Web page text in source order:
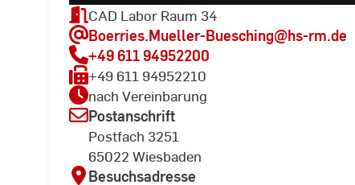
CAD Labor Raum 34
Boerries.Mueller-Buesching@hs-rm.de
+49 611 94952200
+49 611 94952210
nach Vereinbarung
Postanschrift
Postfach 3251
65022 Wiesbaden
Besuchsadresse